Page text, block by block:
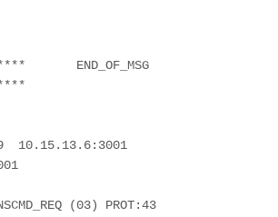
END_OF_MSG
10.15.13.6:3001
(03) PROT:43